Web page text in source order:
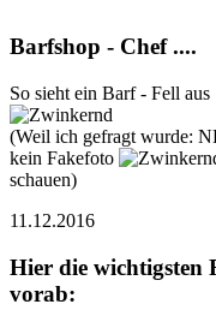
Barfshop - Chef ....
So sieht ein Barf - Fell aus
(Weil ich gefragt wurde:
kein Fakefoto
schauen)
11.12.2016
Hier die wichtigsten
vorab: